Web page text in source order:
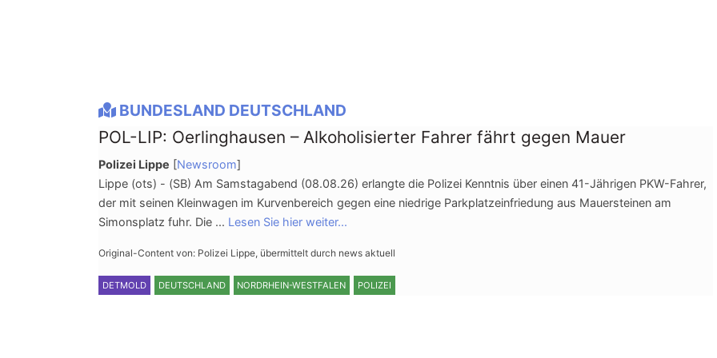
BUNDESLAND DEUTSCHLAND
POL-LIP: Oerlinghausen – Alkoholisierter Fahrer fährt gegen Mauer
Polizei Lippe [Newsroom]
Lippe (ots) - (SB) Am Samstagabend (08.08.26) erlangte die Polizei Kenntnis über einen 41-Jährigen PKW-Fahrer,
der mit seinen Kleinwagen im Kurvenbereich gegen eine niedrige Parkplatzeinfriedung aus Mauersteinen am
Simonsplatz fuhr. Die ... Lesen Sie hier weiter...
Original-Content von: Polizei Lippe, übermittelt durch news aktuell
DETMOLD DEUTSCHLAND NORDRHEIN-WESTFALEN POLIZEI